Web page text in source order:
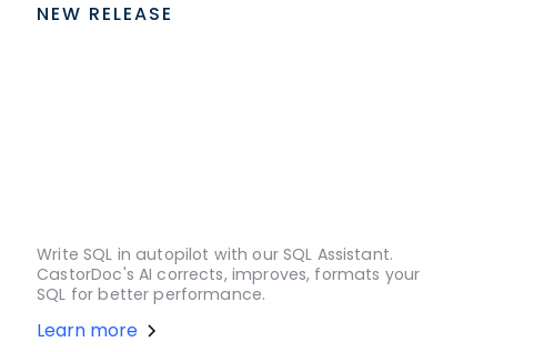
NEW RELEASE
Write SQL in autopilot with our SQL Assistant.
CastorDoc's AI corrects, improves, formats your
SQL for better performance.
Learn more